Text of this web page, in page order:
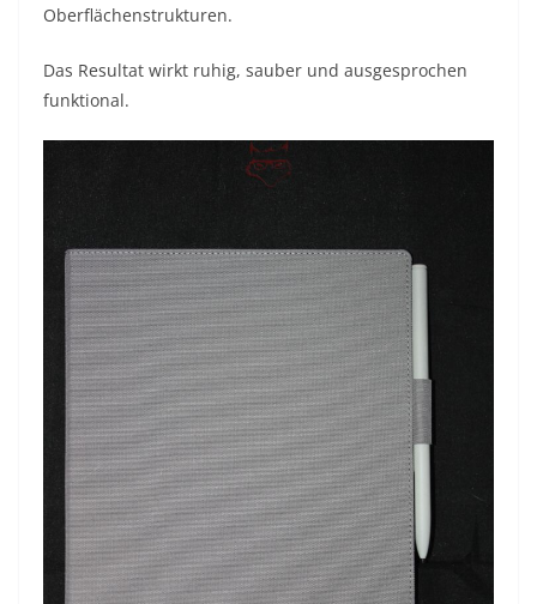
Oberflächenstrukturen.
Das Resultat wirkt ruhig, sauber und ausgesprochen
funktional.